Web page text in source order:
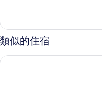
的
詳
情
類似的住宿
慕尼黑展覽智選假日飯店IHG